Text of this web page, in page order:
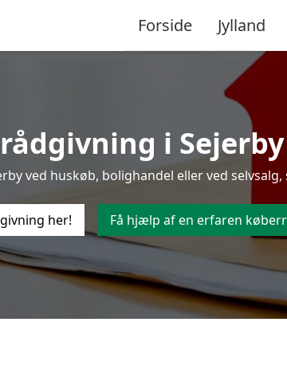
Forside Jylland
i
ved huskøb, bolighandel eller ved
her! Få hjælp af en erfaren